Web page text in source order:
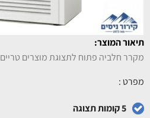
תיאור המוצר:
מקרר חלביה פתוח לתצוגת מוצרים טריים
מפרט :
5 קומות תצוגה